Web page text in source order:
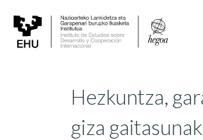
Hezkuntza,
giza gaitasunak